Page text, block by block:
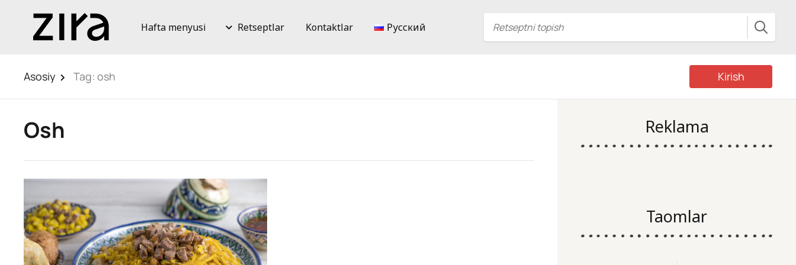
Hafta menyusi Retseptlar Kontaktlar Русский
Asosiy Tag: osh Kirish
Osh Reklama
Taomlar